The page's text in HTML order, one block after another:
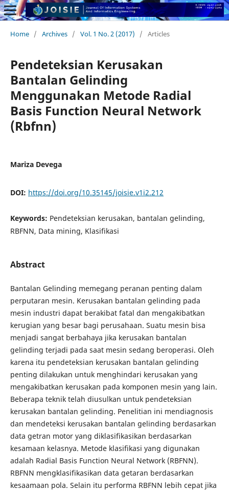
Home / Archives / Vol. 1 No. 2 (2017) / Articles
Pendeteksian Kerusakan
Bantalan Gelinding
Menggunakan Metode Radial
Basis Function Neural Network
(Rbfnn)
Mariza Devega
DOI: https://doi.org/10.35145/joisie.v1i2.212
Keywords: Pendeteksian kerusakan, bantalan gelinding,
RBFNN, Data mining, Klasifikasi
Abstract
Bantalan Gelinding memegang peranan penting dalam
perputaran mesin. Kerusakan bantalan gelinding pada
mesin industri dapat berakibat fatal dan mengakibatkan
kerugian yang besar bagi perusahaan. Suatu mesin bisa
menjadi sangat berbahaya jika kerusakan bantalan
gelinding terjadi pada saat mesin sedang beroperasi. Oleh
karena itu pendeteksian kerusakan bantalan gelinding
penting dilakukan untuk menghindari kerusakan yang
mengakibatkan kerusakan pada komponen mesin yang lain.
Beberapa teknik telah diusulkan untuk pendeteksian
kerusakan bantalan gelinding. Penelitian ini mendiagnosis
dan mendeteksi kerusakan bantalan gelinding berdasarkan
data getran motor yang diklasifikasikan berdasarkan
kesamaan kelasnya. Metode klasifikasi yang digunakan
adalah Radial Basis Function Neural Network (RBFNN).
RBFNN mengklasifikasikan data getaran berdasarkan
kesaamaan pola. Selain itu performa RBFNN lebih cepat jika